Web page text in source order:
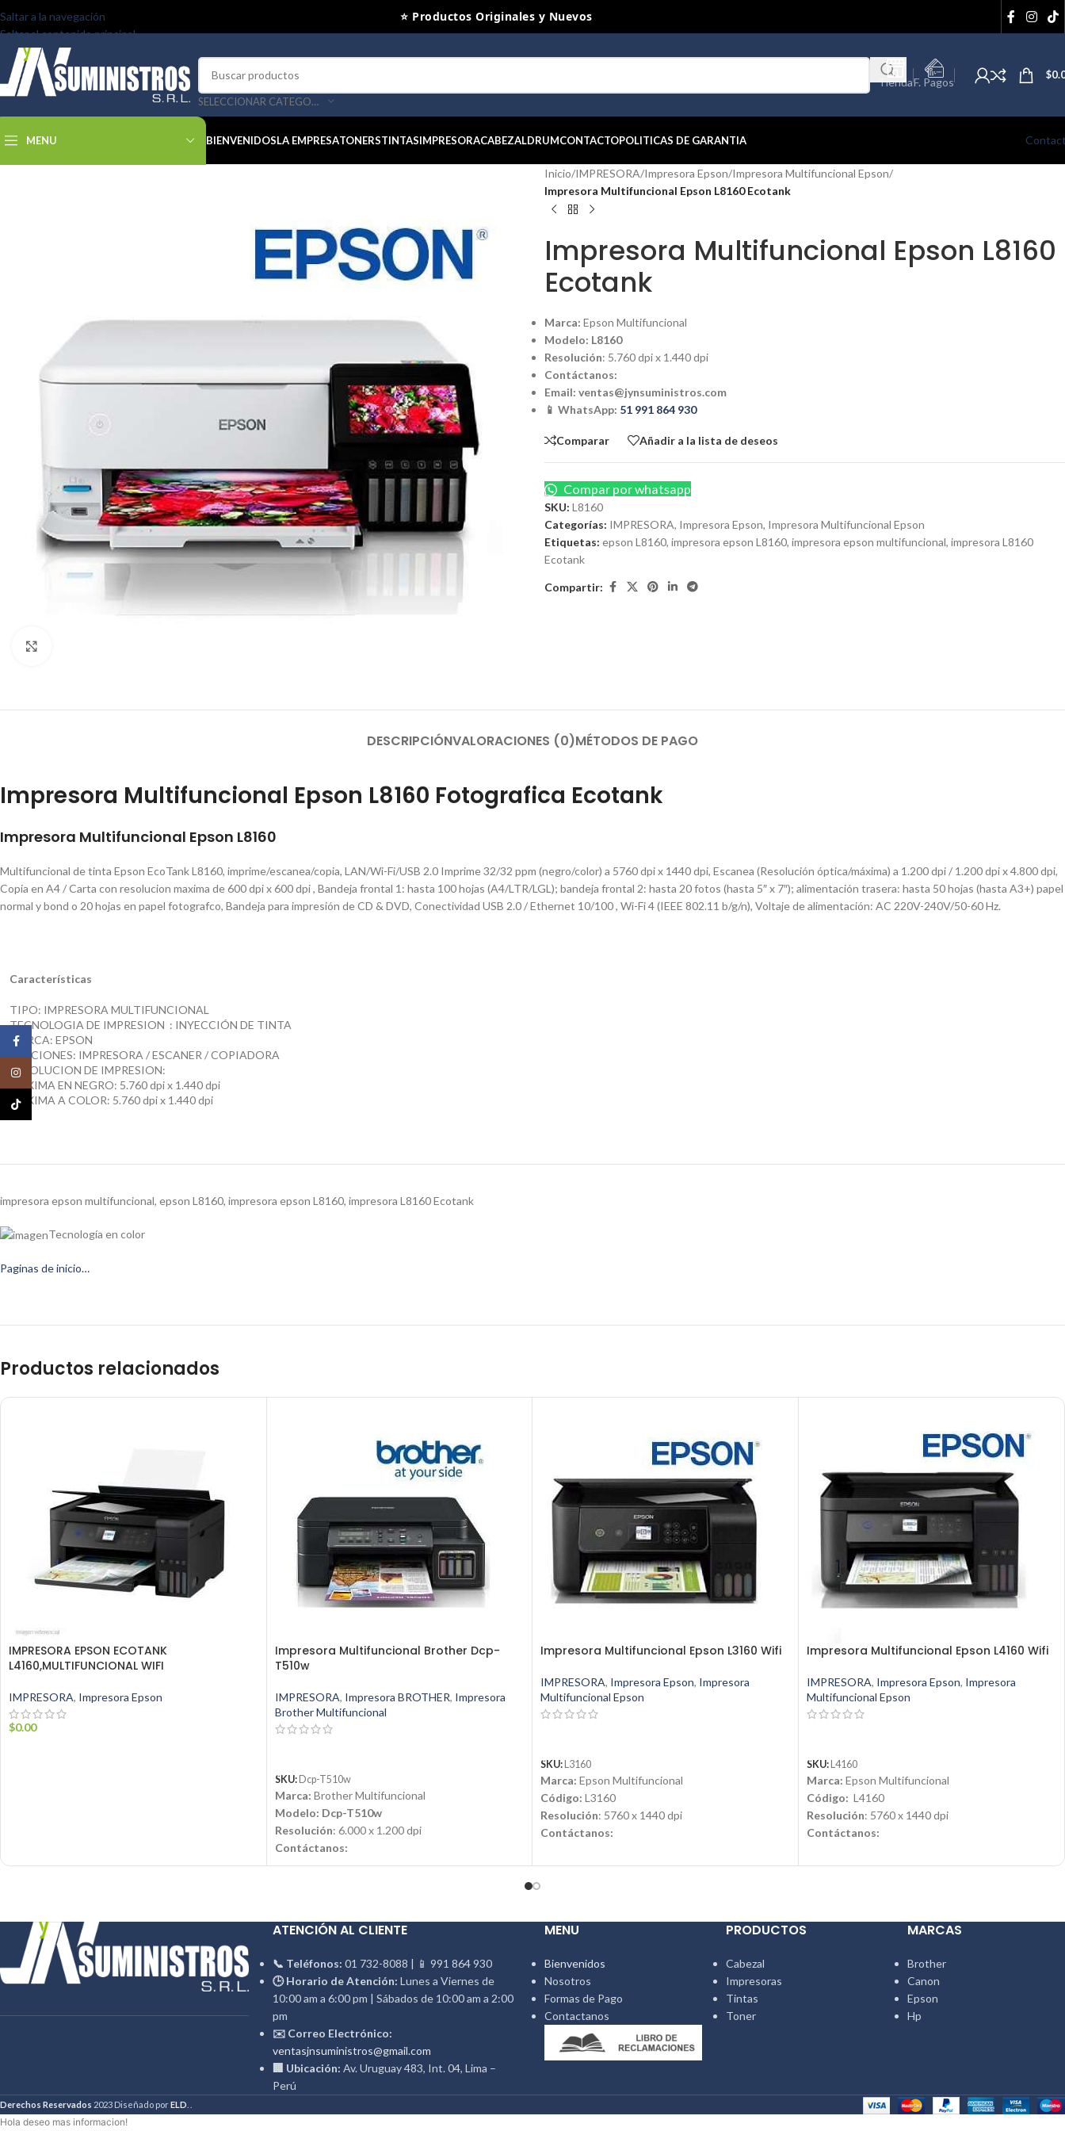
Saltar a la navegación
Saltar al contenido principal
⭐ Productos Originales y Nuevos
SELECCIONAR CATEGORÍA
TiendaF. Pagos
$
MENU BIENVENIDOSLA EMPRESATONERSTINTASIMPRESORACABEZALDRUMCONTACTOPOLITICAS DE GARANTIA
Inicio/IMPRESORA/Impresora Epson/Impresora Multifuncional Epson/
Impresora Multifuncional Epson L8160 Ecotank
Impresora Multifuncional Epson L8160
Ecotank
Marca: Epson Multifuncional
Modelo: L8160
Resolución: 5.760 dpi x 1.440 dpi
Contáctanos:
Email: ventas@jynsuministros.com
📱 WhatsApp: 51 991 864 930
Comparar Añadir a la lista de deseos
Compar por whatsapp
SKU: L8160
Categorías: IMPRESORA, Impresora Epson, Impresora Multifuncional Epson
Etiquetas: epson L8160, impresora epson L8160, impresora epson multifuncional, impresora L8160
Ecotank
Compartir:
DESCRIPCIÓNVALORACIONES (0)MÉTODOS DE PAGO
Impresora Multifuncional Epson L8160 Fotografica Ecotank
Impresora Multifuncional Epson L8160
Multifuncional de tinta Epson EcoTank L8160, imprime/escanea/copia, LAN/Wi-Fi/USB 2.0 Imprime 32/32 ppm (negro/color) a 5760 dpi x 1440 dpi, Escanea (Resolución óptica/máxima) a 1.200 dpi / 1.200 dpi x 4.800 dpi,
Copia en A4 / Carta con resolucion maxima de 600 dpi x 600 dpi , Bandeja frontal 1: hasta 100 hojas (A4/LTR/LGL); bandeja frontal 2: hasta 20 fotos (hasta 5″ x 7″); alimentación trasera: hasta 50 hojas (hasta A3+) papel
normal y bond o 20 hojas en papel fotografco, Bandeja para impresión de CD & DVD, Conectividad USB 2.0 / Ethernet 10/100 , Wi-Fi 4 (IEEE 802.11 b/g/n), Voltaje de alimentación: AC 220V-240V/50-60 Hz.
Características
TIPO: IMPRESORA MULTIFUNCIONAL
TECNOLOGIA DE IMPRESION : INYECCIÓN DE TINTA
MARCA: EPSON
FUNCIONES: IMPRESORA / ESCANER / COPIADORA
RESOLUCION DE IMPRESION:
MAXIMA EN NEGRO: 5.760 dpi x 1.440 dpi
MAXIMA A COLOR: 5.760 dpi x 1.440 dpi
impresora epson multifuncional, epson L8160, impresora epson L8160, impresora L8160 Ecotank
Tecnología en color
Paginas de inicio…
Productos relacionados
IMPRESORA EPSON ECOTANK
L4160,MULTIFUNCIONAL WIFI
IMPRESORA, Impresora Epson
$0.00
Impresora Multifuncional Brother Dcp-
T510w
IMPRESORA, Impresora BROTHER, Impresora
Brother Multifuncional
SKU: Dcp-T510w
Marca: Brother Multifuncional
Modelo: Dcp-T510w
Resolución: 6.000 x 1.200 dpi
Contáctanos:
Email:ventas@jynsuministros.com
Impresora Multifuncional Epson L3160 Wifi
IMPRESORA, Impresora Epson, Impresora
Multifuncional Epson
SKU: L3160
Marca: Epson Multifuncional
Código: L3160
Resolución: 5760 x 1440 dpi
Contáctanos:
📱 WhatsApp:51 991 864 930
Impresora Multifuncional Epson L4160 Wifi
IMPRESORA, Impresora Epson, Impresora
Multifuncional Epson
SKU: L4160
Marca: Epson Multifuncional
Código: L4160
Resolución: 5760 x 1440 dpi
Contáctanos:
📱 WhatsApp:51 991 864 930
ATENCIÓN AL CLIENTE
📞 Teléfonos: 01 732-8088 | 📱 991 864 930
🕒 Horario de Atención: Lunes a Viernes de
10:00 am a 6:00 pm | Sábados de 10:00 am a 2:00
pm
✉️ Correo Electrónico:
ventasjnsuministros@gmail.com
🏢 Ubicación: Av. Uruguay 483, Int. 04, Lima –
Perú
MENU
Bienvenidos
Nosotros
Formas de Pago
Contactanos
PRODUCTOS
Cabezal
Impresoras
Tintas
Toner
MARCAS
Brother
Canon
Epson
Hp
Derechos Reservados 2023 Diseñado porELD
Facebook
Instagram
TikTok
Hola deseo mas informacion!